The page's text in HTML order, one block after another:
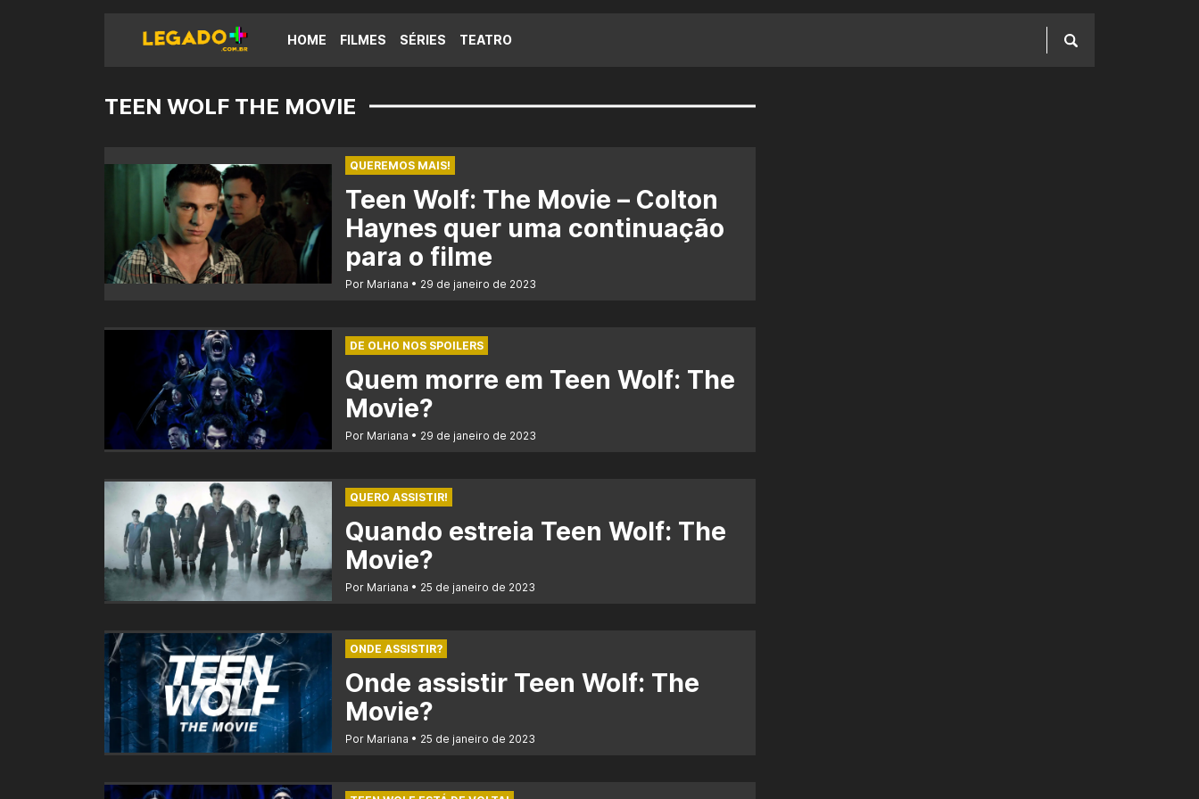
HOME FILMES SÉRIES TEATRO
TEEN WOLF THE MOVIE
QUEREMOS MAIS!
Teen Wolf: The Movie – Colton
Haynes quer uma continuação
para o filme
Por Mariana 29 de janeiro de 2023
DE OLHO NOS SPOILERS
Quem morre em Teen Wolf: The
Movie?
Por Mariana 29 de janeiro de 2023
QUERO ASSISTIR!
Quando estreia Teen Wolf: The
Movie?
Por Mariana 25 de janeiro de 2023
ONDE ASSISTIR?
Onde assistir Teen Wolf: The
Movie?
Por Mariana 25 de janeiro de 2023